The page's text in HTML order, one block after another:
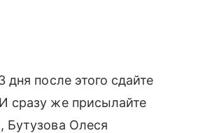
дня после этого сдайте
сразу же присылайте
Бутузова Олеся